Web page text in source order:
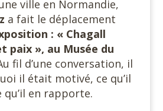
ville en Normandie,
a fait le déplacement
: « Chagall
paix », au Musée du
fil d’une conversation, il
il était motivé, ce qu’il
en rapporte.